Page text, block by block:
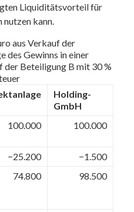
Liquiditätsvorteil für
kann.
aus Verkauf der
des Gewinns in einer
der Beteiligung B mit 30 %
Holding-
GmbH
100.000 100.000
−25.200
−1.500
74.800 98.500